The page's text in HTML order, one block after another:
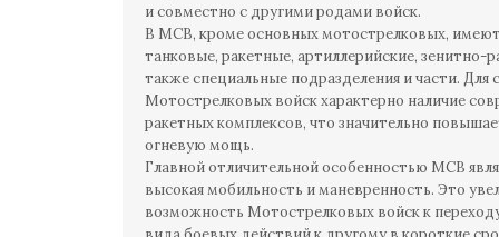
и совместно с другими родами войск.
В МСВ, кроме основных мотострелковых,
танковые, ракетные, артиллерийские, зенитно-
также специальные подразделения и части. Для
Мотострелковых войск характерно наличие
ракетных комплексов, что значительно
огневую мощь.
Главной отличительной особенностью МСВ
высокая мобильность и маневренность. Это
возможность Мотострелковых войск к